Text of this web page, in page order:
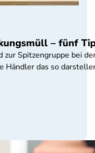
– fünf
Spitzengruppe bei
Händler das so